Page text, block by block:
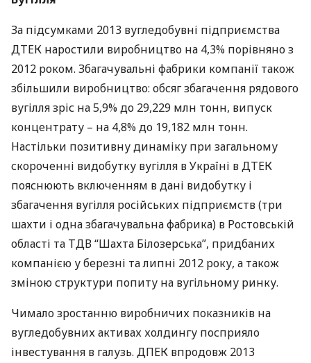
За підсумками 2013 вугледобувні підприємства
ДТЕК наростили виробництво на 4,3% порівняно з
2012 роком. Збагачувальні фабрики компанії також
збільшили виробництво: обсяг збагачення рядового
вугілля зріс на 5,9% до 29,229 млн тонн, випуск
концентрату – на 4,8% до 19,182 млн тонн.
Настільки позитивну динаміку при загальному
скороченні видобутку вугілля в Україні вДТЕК
пояснюють включенням в дані видобутку і
збагачення вугілля російських підприємств (три
шахти і одна збагачувальна фабрика) в Ростовській
області та ТДВ“Шахта Білозерська”, придбаних
компанією у березні та липні 2012 року, а також
зміною структури попиту на вугільному ринку.
Чимало зростанню виробничих показників на
вугледобувних активах холдингу посприяло
інвестування в галузь. ДПЕК впродовж 2013